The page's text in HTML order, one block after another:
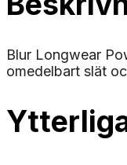
Blur Longwear
omedelbart slät